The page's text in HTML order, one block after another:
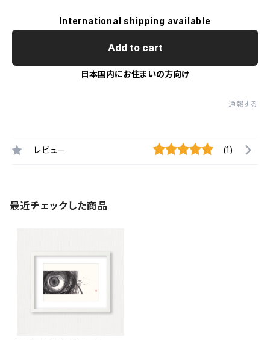
International shipping available
Add to cart
日本国内にお住まいの方向け
通報する
レビュー (1)
最近チェックした商品